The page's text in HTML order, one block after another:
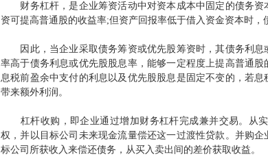
财务杠杆，是企业筹资活动中对资本成本中固定的债务资
资可提高普通股的收益率;但资产回报率低于借入资金资本时，
因此，当企业采取债务筹资或优先股筹资时，其债务利息
率高于债务利息或优先股股息率，能够一定程度上提高普通
息税前盈余中支付的利息以及优先股股息是固定不变的，若
带来额外利润。
杠杆收购，即企业通过增加财务杠杆完成兼并交易。从实
权，并以目标公司未来现金流量偿还这一过渡性贷款。并购
标公司所获收入来偿还债务，从买入卖出间的差价获取收益。